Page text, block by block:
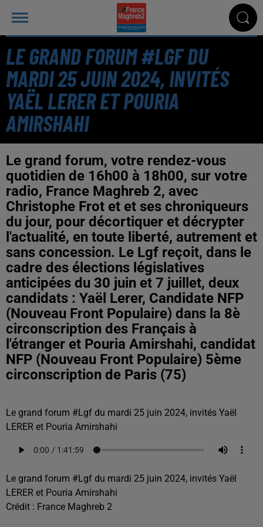
LE GRAND FORUM #LGF DU
MARDI 25 JUIN 2024, INVITÉS
YAËL LERER ET POURIA
AMIRSHAHI
Le grand forum, votre rendez-vous
quotidien de 16h00 à 18h00, sur votre
radio, France Maghreb 2, avec
Christophe Frot et et ses chroniqueurs
du jour, pour décortiquer et décrypter
l'actualité, en toute liberté, autrement et
sans concession. Le Lgf reçoit, dans le
cadre des élections législatives
anticipées du 30 juin et 7 juillet, deux
candidats : Yaël Lerer, Candidate NFP
(Nouveau Front Populaire) dans la 8è
circonscription des Français à
l'étranger et Pouria Amirshahi, candidat
NFP (Nouveau Front Populaire) 5ème
circonscription de Paris (75)
Le grand forum #Lgf du mardi 25 juin 2024, invités Yaël
LERER et Pouria Amirshahi
Le grand forum #Lgf du mardi 25 juin 2024, invités Yaël
LERER et Pouria Amirshahi
Crédit : France Maghreb 2